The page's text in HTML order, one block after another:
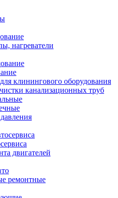
нагреватели
клинингового оборудования
канализационных труб
двигателей
ремонтные